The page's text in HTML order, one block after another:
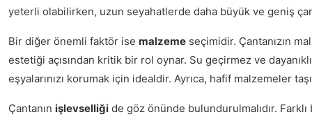
yeterli olabilirken, uzun seyahatlerde daha büyük ve geniş
Bir diğer önemli faktör ise malzeme seçimidir. Çantanızın
estetiği açısından kritik bir rol oynar. Su geçirmez ve
eşyalarınızı korumak için idealdir. Ayrıca, hafif malzemeler
Çantanın işlevselliği de göz önünde bulundurulmalıdır.